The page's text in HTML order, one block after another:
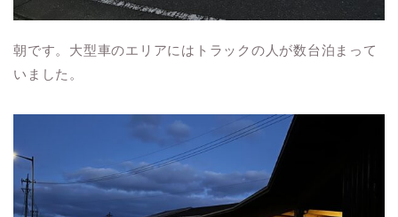
朝です。大型車のエリアにはトラックの人が数台泊まって
いました。